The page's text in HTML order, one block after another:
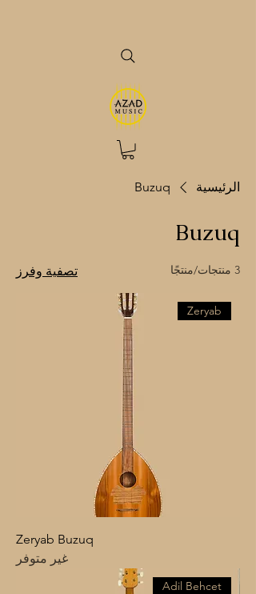
الرئيسية Buzuq
Buzuq
3 منتجات/منتجًا تصفية وفرز
Zeryab
Zeryab Buzuq
غير متوفر
Adil Behcet